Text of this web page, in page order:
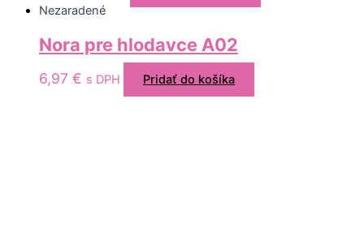
Nezaradené
Nora pre hlodavce A02
6,97 € s DPH Pridať do košíka